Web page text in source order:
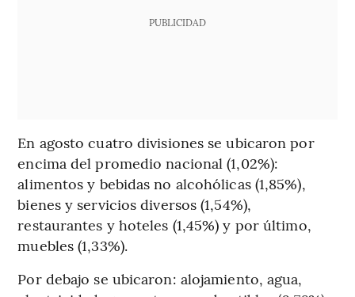
PUBLICIDAD
En agosto cuatro divisiones se ubicaron por
encima del promedio nacional (1,02%):
alimentos y bebidas no alcohólicas (1,85%),
bienes y servicios diversos (1,54%),
restaurantes y hoteles (1,45%) y por último,
muebles (1,33%).
Por debajo se ubicaron: alojamiento, agua,